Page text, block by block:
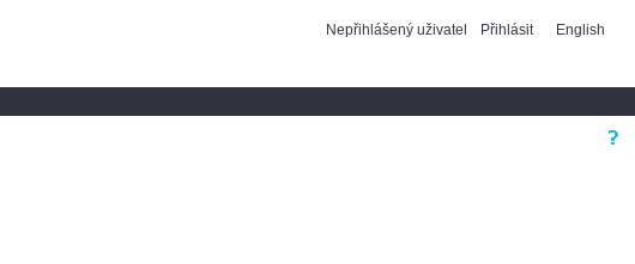
Nepřihlášený uživatel Přihlásit English